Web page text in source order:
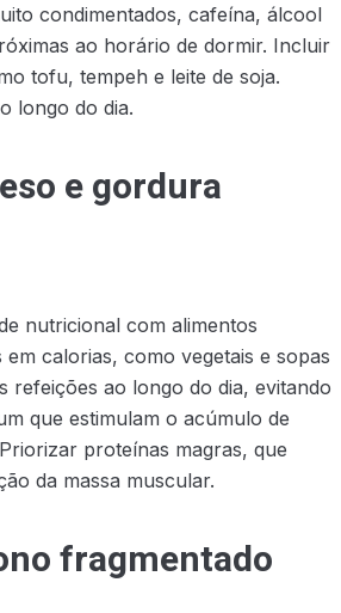
condimentados, cafeína, álcool
ao horário de dormir. Incluir
tofu, tempeh e leite de soja.
longo do dia.
e gordura
nutricional com alimentos
calorias, como vegetais e sopas
refeições ao longo do dia, evitando
que estimulam o acúmulo de
proteínas magras, que
da massa muscular.
fragmentado